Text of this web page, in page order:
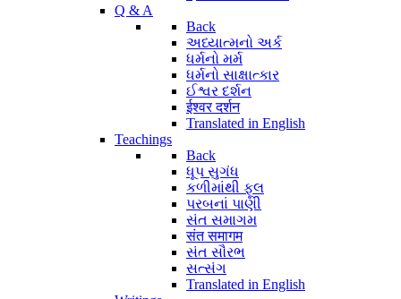
Q & A
Back
અધ્યાત્મનો અર્ક
ધર્મનો મર્મ
ધર્મનો સાક્ષાત્કાર
ઈશ્વર દર્શન
ईश्वर दर्शन
Translated in English
Teachings
Back
ધૂપ સુગંધ
કળીમાંથી ફૂલ
પરબનાં પાણી
સંત સમાગમ
संत समागम
સંત સૌરભ
સત્સંગ
Translated in English